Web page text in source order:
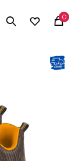
0
MI CUENTA